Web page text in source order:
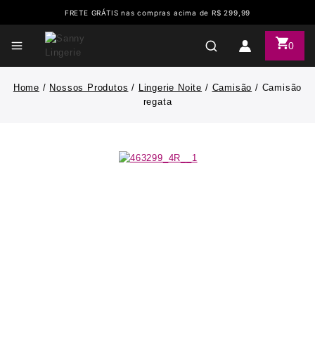
FRETE GRÁTIS nas compras acima de R$ 299,99
0
Home / Nossos Produtos / Lingerie Noite / Camisão / Camisão
regata